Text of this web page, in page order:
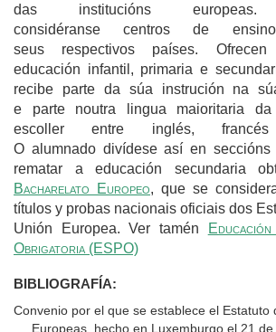
das institucións europeas.
considéranse centros de
seus respectivos países.
educación infantil, primaria e
recibe parte da súa instrución na
e parte noutra lingua maioritaria da
escoller entre inglés,
O alumnado divídese así en
rematar a educación secundaria
Bacharelato Europeo, que se
títulos y probas nacionais oficiais dos
Unión Europea. Ver tamén
Obrigatoria (ESPO)
BIBLIOGRAFÍA:
Convenio por el que se establece el Estatuto
Europeas, hecho en Luxemburgo el 21